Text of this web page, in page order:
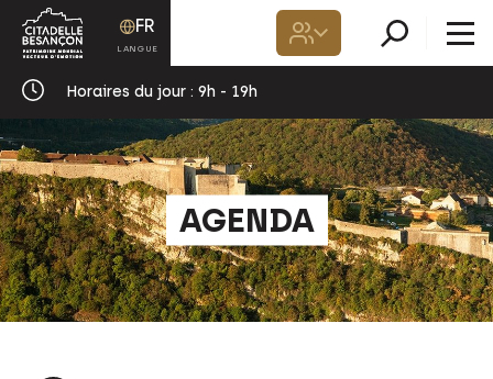
Horaires du jour : 9h - 19h
FR
AGENDA